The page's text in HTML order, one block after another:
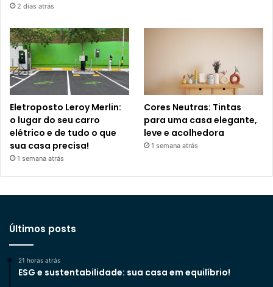
2 dias atrás
Eletroposto Leroy Merlin:
o lugar do seu carro
elétrico e de tudo o que
sua casa precisa!
1 semana atrás
Cores Neutras: Tintas
para uma casa elegante,
leve e acolhedora
1 semana atrás
Últimos posts
21 horas atrás
ESG e sustentabilidade: sua casa em equilíbrio!